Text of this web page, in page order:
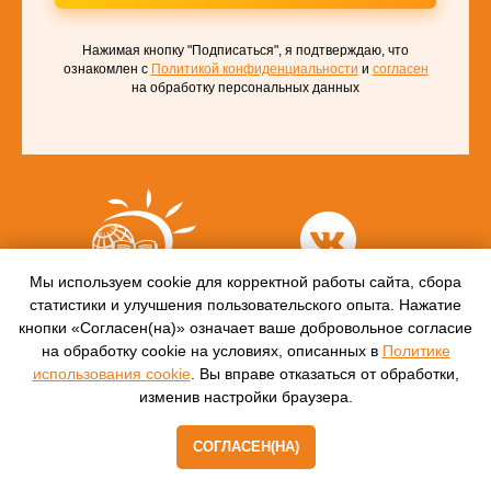
Нажимая кнопку "Подписаться", я подтверждаю, что
ознакомлен с Политикой конфиденциальности и согласен
на обработку персональных данных
Режим работы:
9.00-17.00 (без перерыва)
Сб-Вск.: выходной
Контакты:
г. Москва,
стр. 5, этаж 3.
8 (499) 450-84-33
Мы используем cookie для корректной работы сайта, сбора
статистики и улучшения пользовательского опыта. Нажатие
кнопки «Согласен(на)» означает ваше добровольное согласие
на обработку cookie на условиях, описанных в Политике
использования cookie. Вы вправе отказаться от обработки,
изменив настройки браузера.
СОГЛАСЕН(НА)